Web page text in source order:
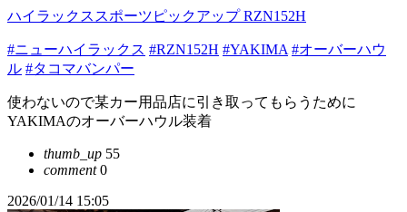
ハイラックススポーツピックアップ RZN152H
#ニューハイラックス #RZN152H #YAKIMA #オーバーハウ
ル #タコマバンパー
使わないので某カー用品店に引き取ってもらうために
YAKIMAのオーバーハウル装着
thumb_up 55
comment0
2026/01/14 15:05